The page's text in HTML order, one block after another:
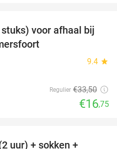
50%
voor afhaal bij
9.4 star
Regulier €33,50
€16,75
uur) + sokken +